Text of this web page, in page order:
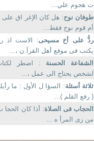
ت هجوم علي...
طوفان نوح: هل كان الإغر اق على
أم قوم نوح فقط...
ردُّ على أخ مسيحى: الاست اذ
يكتب فى موقع أهل القرآ ن ،...
الشفاعة الحسنة : اضطر
لشخص يحتاج الى عمل ،...
ثلاثة أسئلة: السؤا ل الأول : ما
( رفع القلم )...
الحجاب فى الصلاة: أذا كان
من زى المرأ ه ...